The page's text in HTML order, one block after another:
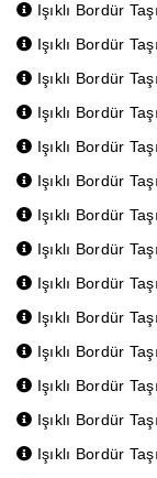
Işıklı Bordür
Işıklı Bordür
Işıklı Bordür
Işıklı Bordür
Işıklı Bordür
Işıklı Bordür
Işıklı Bordür
Işıklı Bordür
Işıklı Bordür
Işıklı Bordür
Işıklı Bordür
Işıklı Bordür
Işıklı Bordür
Işıklı Bordür